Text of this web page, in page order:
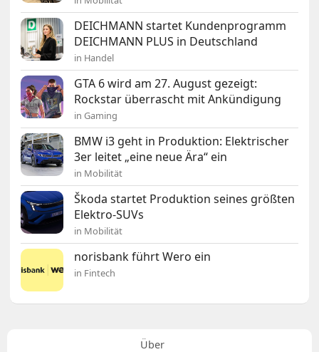
DEICHMANN startet Kundenprogramm
DEICHMANN PLUS in Deutschland
in Handel
GTA 6 wird am 27. August gezeigt:
Rockstar überrascht mit Ankündigung
in Gaming
BMW i3 geht in Produktion: Elektrischer
3er leitet „eine neue Ära“ ein
in Mobilität
Škoda startet Produktion seines größten
Elektro-SUVs
in Mobilität
norisbank führt Wero ein
in Fintech
Über